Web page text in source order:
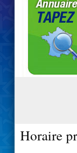
Horaire